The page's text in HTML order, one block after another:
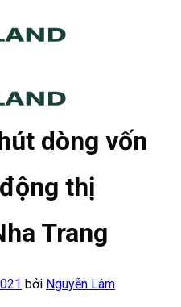
dòng vốn
thị
Trang
bởi Nguyễn Lâm